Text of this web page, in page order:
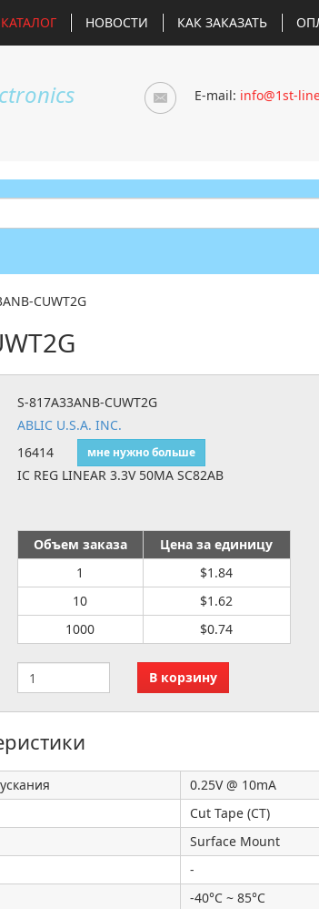
КАТАЛОГ НОВОСТИ КАК ЗАКАЗАТЬ
E-mail: info@1st-
CUWT2G
S-817A33ANB-CUWT2G
ABLIC U.S.A. INC.
16414 мне нужно больше
IC REG LINEAR 3.3V 50MA SC82AB
Объем заказа
Цена за единицу
1
$1.84
10
$1.62
1000
$0.74
0.25V @ 10mA
Cut Tape (CT)
Surface Mount
-
-40°C ~ 85°C